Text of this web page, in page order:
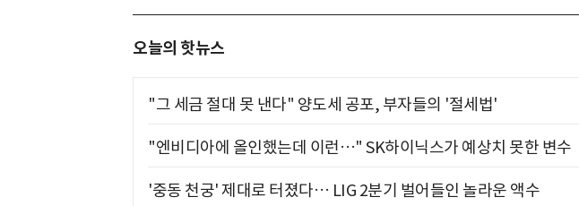
오늘의 핫뉴스
"그 세금 절대 못 낸다" 양도세 공포, 부자들의 '절세법'
"엔비디아에 올인했는데 이런…" SK하이닉스가 예상치 못한 변수
'중동 천궁' 제대로 터졌다… LIG 2분기 벌어들인 놀라운 액수